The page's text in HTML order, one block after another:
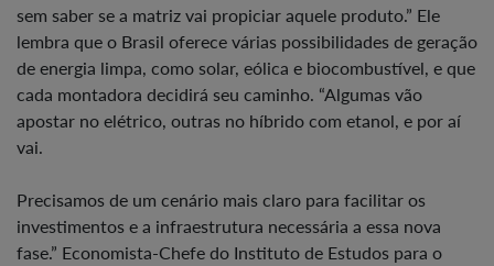
sem saber se a matriz vai propiciar aquele produto.” Ele
lembra que o Brasil oferece várias possibilidades de geração
de energia limpa, como solar, eólica e biocombustível, e que
cada montadora decidirá seu caminho. “Algumas vão
apostar no elétrico, outras no híbrido com etanol, e por aí
vai.
Precisamos de um cenário mais claro para facilitar os
investimentos e a infraestrutura necessária a essa nova
fase.” Economista-Chefe do Instituto de Estudos para o